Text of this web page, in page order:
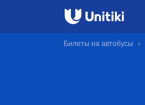
Билеты на автобусы